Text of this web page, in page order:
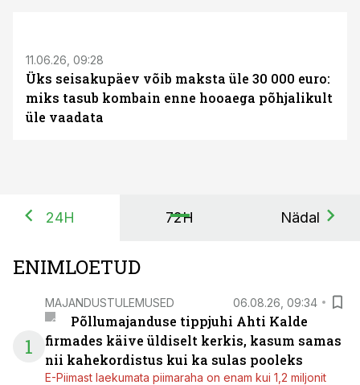
11.06.26, 09:28
Üks seisakupäev võib maksta üle 30 000 euro:
miks tasub kombain enne hooaega põhjalikult
üle vaadata
24H 72H Nädal
ENIMLOETUD
1
MAJANDUSTULEMUSED 06.08.26, 09:34
Põllumajanduse tippjuhi Ahti Kalde
firmades käive üldiselt kerkis, kasum samas
nii kahekordistus kui ka sulas pooleks
E-Piimast laekumata piimaraha on enam kui 1,2 miljonit